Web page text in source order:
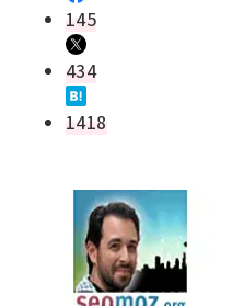
145
434
1418